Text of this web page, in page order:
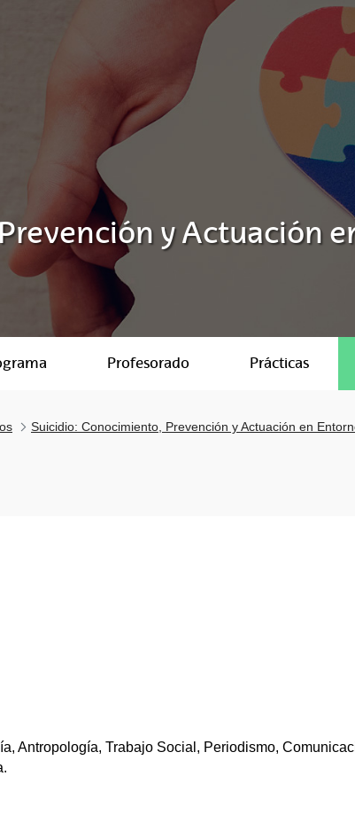
y Actuación
Profesorado Prácticas
Suicidio: Conocimiento, Prevención y Actuación en
Antropología, Trabajo Social, Periodismo,